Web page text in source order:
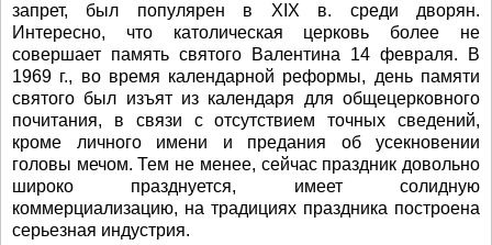
запрет, был популярен в XIX в. среди дворян.
Интересно, что католическая церковь более не
совершает память святого Валентина 14 февраля. В
1969 г., во время календарной реформы, день памяти
святого был изъят из календаря для общецерковного
почитания, в связи с отсутствием точных сведений,
кроме личного имени и предания об усекновении
головы мечом. Тем не менее, сейчас праздник довольно
широко празднуется, имеет солидную
коммерциализацию, на традициях праздника построена
серьезная индустрия.